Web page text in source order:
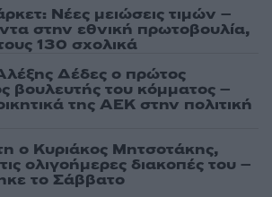
Νέες μειώσεις τιμών –
στην εθνική πρωτοβουλία,
130 σχολικά
Δέδες ο πρώτος
βουλευτής του κόμματος –
της ΑΕΚ στην πολιτική
ο Κυριάκος Μητσοτάκης,
ολιγοήμερες διακοπές του –
το Σάββατο